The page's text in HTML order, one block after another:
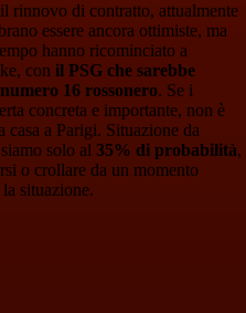
rinnovo di contratto, attualmente
essere ancora ottimiste, ma
hanno ricominciato a
con il PSG che sarebbe
16 rossonero. Se i
concreta e importante, non è
casa a Parigi. Situazione da
solo al 35% di probabilità,
o crollare da un momento
situazione.